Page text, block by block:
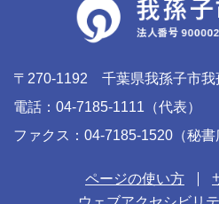
〒270-1192 千葉県我孫子市我
電話：04-7185-1111（代表）
ファクス：04-7185-1520（秘書
ページの使い方